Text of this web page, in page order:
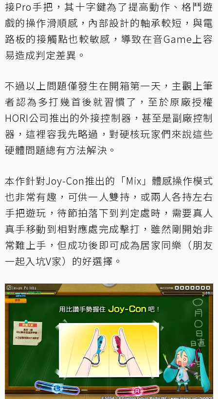
接Pro手把，其十字鍵為了提高動作、格鬥遊
戲的操作滑順感，內部設計的軸承較短，與電
路板的接觸點也較敏感，導致在音Game上容
易造成判定差異。
不過以上問題僅發生在開箱第一天，主觀上筆
者認為多打幾首後就習慣了，至於原廠授權
HORI公司推出的外接控制器，甚至是副廠控制
器，這裡容我先略過，對硬核玩家們來說這些
硬體問題總有方法解決。
本作針對Joy-Con推出的「Mix」體感操作模式
也非常有趣，可供一人雙持，或兩人各持左右
手把遊玩，待節拍落下到判定處時，需要真人
真手移動到相對應處完成擊打，雖然剛開始非
常難上手，但成功後即可成為居家同樂（朋友
一起入坑V家）的好選擇。